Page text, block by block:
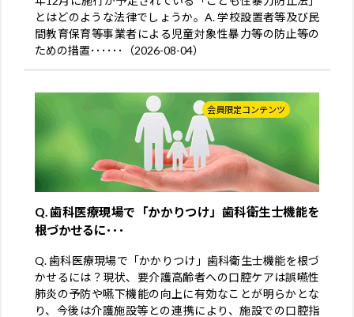
とはどのような法律でしょうか。A. 学校設置者等及び民
間教育保育等事業者による児童対象性暴力等の防止等の
ための措置･･････（2026-08-04）
会員限定コンテンツ
Q. 歯科医療現場で「かかりつけ」歯科衛生士機能を
根づかせるに･･･
Q. 歯科医療現場で「かかりつけ」歯科衛生士機能を根づ
かせるには？現状、要介護高齢者への口腔ケアは誤嚥性
肺炎の予防や嚥下機能の向上に有効なことが明らかとな
り、今後は介護施設等との連携により、施設での口腔指